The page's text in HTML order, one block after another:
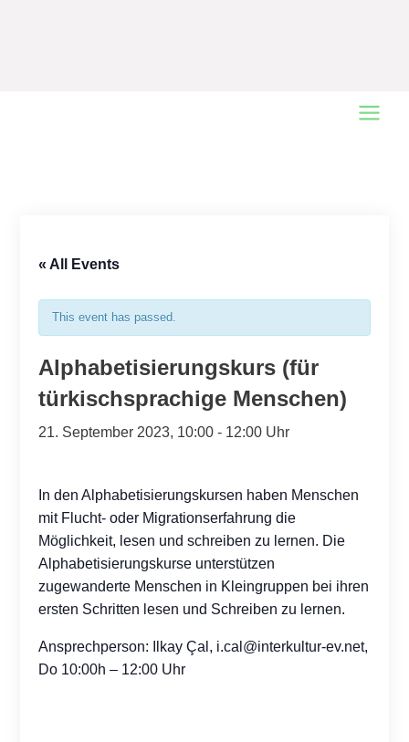
Main
« All Events
This event has passed.
Alphabetisierungskurs (für
türkischsprachige Menschen)
21. September 2023, 10:00 - 12:00
In den Alphabetisierungskursen haben Menschen
mit Flucht- oder Migrationserfahrung die
Möglichkeit, lesen und schreiben zu lernen. Die
Alphabetisierungskurse unterstützen
zugewanderte Menschen in Kleingruppen bei ihren
ersten Schritten lesen und Schreiben zu lernen.
Ansprechperson: Ilkay Çal, i.cal@interkultur-ev.net,
Do 10:00h – 12:00 Uhr